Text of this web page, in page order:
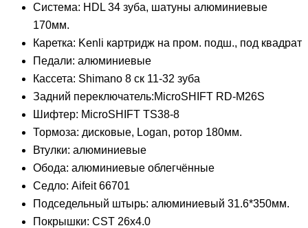
Система: HDL 34 зуба, шатуны алюминиевые
170мм.
Каретка: Kenli картридж на пром. подш., под квадрат
Педали: алюминиевые
Кассета: Shimano 8 ск 11-32 зуба
Задний переключатель:MicroSHIFT RD-M26S
Шифтер: MicroSHIFT TS38-8
Тормоза: дисковые, Logan, ротор 180мм.
Втулки: алюминиевые
Обода: алюминиевые облегчённые
Седло: Aifeit 66701
Подседельный штырь: алюминиевый 31.6*350мм.
Покрышки: CST 26х4.0